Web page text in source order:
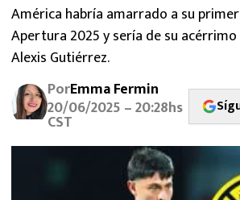
ATLANTE
SELECCIÓN MEXICANA
FUTBOL INTERNACIONAL
MEXICANOS EN EL EXTRANJERO
América habría amarrado a su
Apertura 2025 y sería de su
Alexis Gutiérrez.
PorEmma Fermin
20/06/2025 – 20:28hs
CST